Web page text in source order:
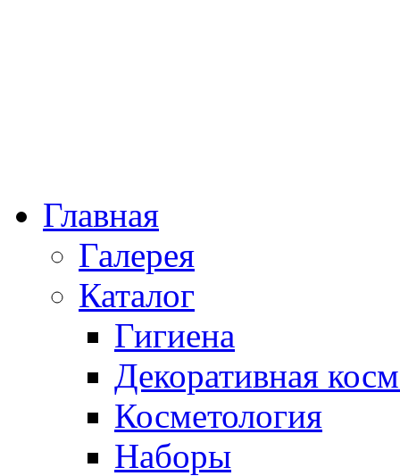
Главная
Галерея
Каталог
Гигиена
Декоративная
Косметология
Наборы